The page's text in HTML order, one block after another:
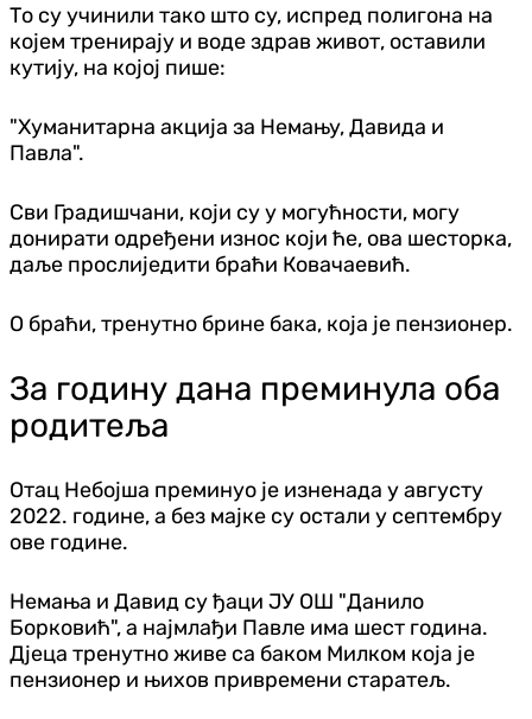
То су учинили тако што су, испред полигона на
којем тренирају и воде здрав живот, оставили
кутију, на којој пише:
"Хуманитарна акција за Немању, Давида и
Павла".
Сви Градишчани, који су у могућности, могу
донирати одређени износ који ће, ова шесторка,
даље прослиједити браћи Ковачаевић.
О браћи, тренутно брине бака, која је пензионер.
За годину дана преминула оба
родитеља
Отац Небојша преминуо је изненада у августу
2022. године, а без мајке су остали у септембру
ове године.
Немања и Давид су ђаци ЈУ ОШ "Данило
Борковић", а најмлађи Павле има шест година.
Дјеца тренутно живе са баком Милком која је
пензионер и њихов привремени старатељ.